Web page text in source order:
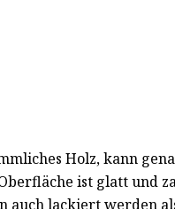
Holz, kann
ist glatt und
auch lackiert werden